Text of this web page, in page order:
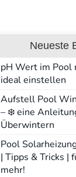
Neueste
pH Wert im Pool
ideal einstellen
Aufstell Pool
– ❄️ eine
Überwintern
Pool
| Tipps & Tricks |
mehr!